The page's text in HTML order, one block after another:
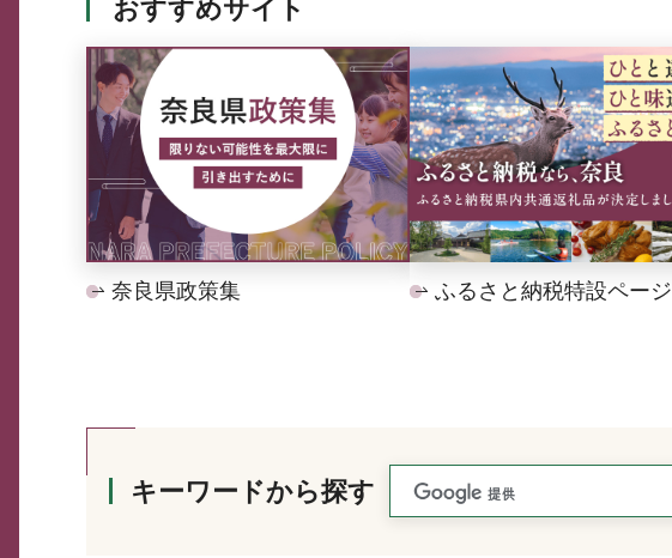
おすすめサイト
奈良県政策集 ふるさと納税特設ページ
キーワードから探す